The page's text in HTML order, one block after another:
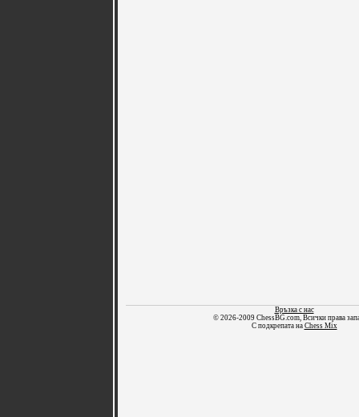
Връзка с нас
© 2026-2009 ChessBG.com, Всички права
С подкрепата на Chess Mix